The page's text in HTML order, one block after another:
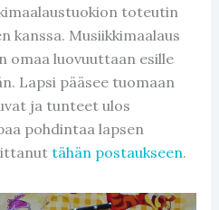
toteutin
kanssa. Musiikkimaalaus
omaa luovuuttaan esille
Lapsi pääsee tuomaan
ja tunteet ulos
pohdintaa lapsen
tähän postaukseen.